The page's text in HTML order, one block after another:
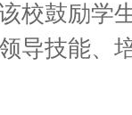
校鼓励学
导技能、